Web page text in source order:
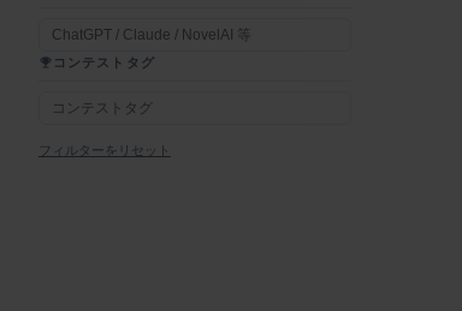
コンテストタグ
フィルターをリセット